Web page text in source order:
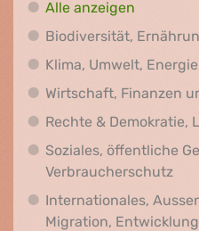
Alle anzeigen
Biodiversität,
Klima, Umwelt,
Wirtschaft, Finanzen
Rechte & Demokratie,
Soziales, öffentliche
Verbraucherschutz
Internationales,
Migration, Entwicklung